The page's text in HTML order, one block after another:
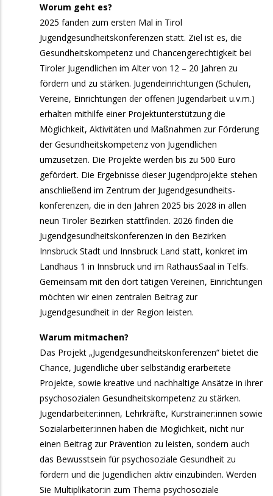
Start: Basis-Lehrgang Kinder- und
Jugendchorleitung
17:00
Fit for Singing in Hall: Stimmbildung für
Chorleitende und Sänger:innen
17:00
Fit for Singing in Reutte: Stimmbildung für
Chorleitende und Sänger:innen
18. September 2026
17:00 Singnachmittag für alle Singfreudigen ab 50
19. September 2026 Samstag
Workshop-Tag zum Schnuppern und für
aktive Chorleiter:innen
20. September 2026 Sonntag
10:00
Oswald Milser Männerchor: Jubiläumsfest am
Dorfplatz Mils
Kirchenchor Kematen: The Power of the Glory
25. September 2026 Freitag
10:00
Fachtagung Singen mit Kindern &
Jugendlichen
26. September 2026 Samstag
Fachtagung Singen mit Kindern &
Jugendlichen
Worum geht es?
2025 fanden zum ersten Mal in Tirol
Jugendgesundheitskonferenzen statt. Ziel ist es, die
Gesundheitskompetenz und Chancengerechtigkeit bei
Tiroler Jugendlichen im Alter von 12 – 20 Jahren zu
fördern und zu stärken. Jugend­einrichtungen (Schulen,
Vereine, Einrichtungen der offenen Jugendarbeit u.v.m.)
erhalten mithilfe einer Projektunterstützung die
Möglichkeit, Aktivitäten und Maßnahmen zur Förderung
der Gesundheitskompetenz von Jugendlichen
umzusetzen. Die Projekte werden bis zu 500 Euro
gefördert. Die Ergebnisse dieser Jugendprojekte stehen
anschließend im Zentrum der Jugendgesundheits­­
konferenzen, die in den Jahren 2025 bis 2028 in allen
neun Tiroler Bezirken stattfinden. 2026 finden die
Jugendgesund­heitskonferenzen in den Bezirken
Innsbruck Stadt und Innsbruck Land statt, konkret im
Landhaus 1 in Innsbruck und im RathausSaal in Telfs.
Gemeinsam mit den dort tätigen Vereinen, Einrichtungen
möchten wir einen zentralen Beitrag zur
Jugendgesundheit in der Region leisten.
Warum mitmachen?
Das Projekt „Jugendgesundheitskonferenzen“ bietet die
Chance, Jugendliche über selbständig erarbeitete
Projekte, sowie kreative und nachhaltige Ansätze in ihrer
psychosozialen Gesundheitskompetenz zu stärken.
Jugendarbeiter:innen, Lehrkräfte, Kurstrainer:innen sowie
Sozialarbeiter:innen haben die Möglichkeit, nicht nur
einen Beitrag zur Prävention zu leisten, sondern auch
das Bewusstsein für psychosoziale Gesundheit zu
fördern und die Jugendlichen aktiv einzubinden. Werden
Sie Multiplikator:in zum Thema psychosoziale